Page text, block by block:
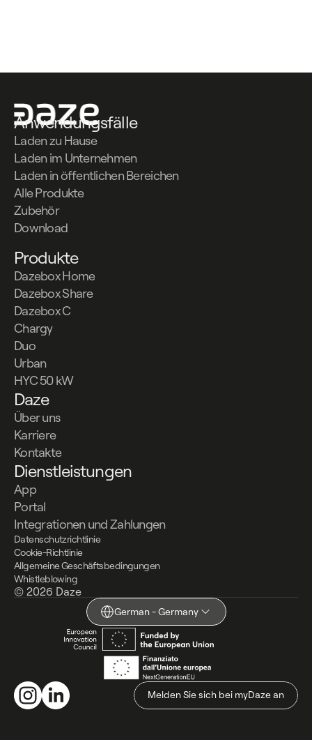
Anwendungsfälle
Laden zu Hause
Laden im Unternehmen
Laden in öffentlichen Bereichen
Alle Produkte
Zubehör
Download
Produkte
Dazebox Home
Dazebox Share
Dazebox C
Chargy
Duo
Urban
HYC 50 kW
Daze
Über uns
Karriere
Kontakte
Dienstleistungen
App
Portal
Integrationen und Zahlungen
© 2026 Daze
Datenschutzrichtlinie
Cookie-Richtlinie
Allgemeine Geschäftsbedingungen
Whistleblowing
Melden Sie sich bei myDaze an
Melden Sie sich bei myDaze an
German - Germany